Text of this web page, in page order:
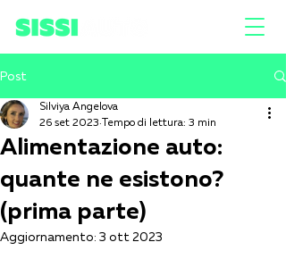
Post
Alimentazione auto:
quante ne esistono?
(prima parte)
Silviya Angelova
26 set 2023 Tempo di lettura: 3 min
Aggiornamento: 3 ott 2023